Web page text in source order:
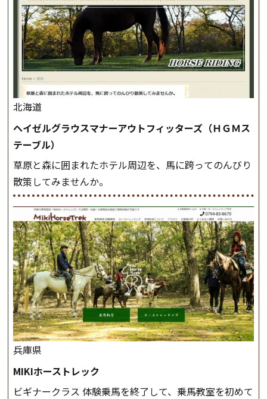
北海道
ヘイゼルグラウスマナーアウトフィッターズ（ＨＧＭス
テーブル）
草原と森に囲まれたホテル周辺を、馬に跨ってのんびり
散策してみませんか。
兵庫県
MIKIホーストレック
ビギナークラス 体験乗馬を終了して、乗馬教室を初めて